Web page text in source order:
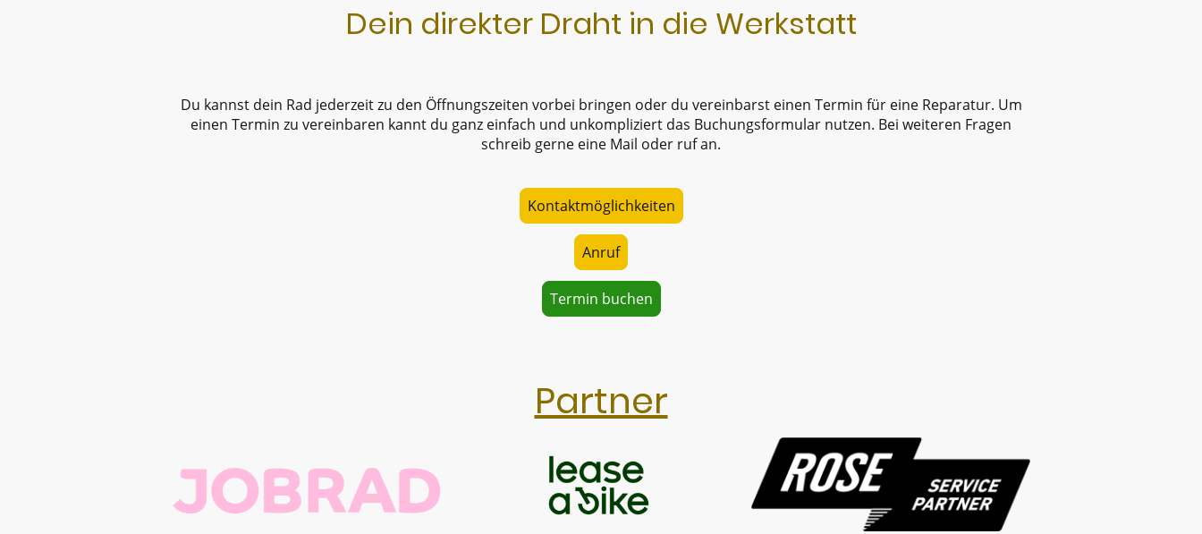
Dein direkter Draht in die Werkstatt
Du kannst dein Rad jederzeit zu den Öffnungszeiten vorbei bringen oder du vereinbarst einen Termin für eine Reparatur. Um
einen Termin zu vereinbaren kannt du ganz einfach und unkompliziert das Buchungsformular nutzen. Bei weiteren Fragen
schreib gerne eine Mail oder ruf an.
Kontaktmöglichkeiten
Termin buchen
Anruf
Partner